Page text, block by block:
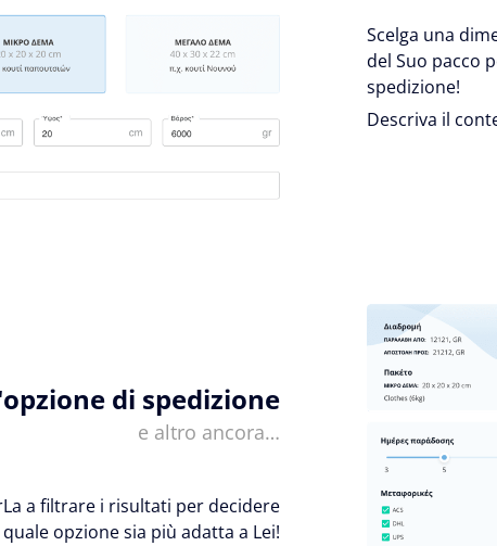
Scelga una
del Suo pacco
spedizione!
Descriva il
di spedizione
e altro ancora…
a filtrare i risultati per decidere
quale opzione sia più adatta a Lei!